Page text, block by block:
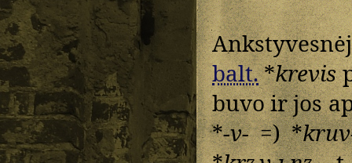
balt.*krevis
buvo ir jos
*-v-=) *